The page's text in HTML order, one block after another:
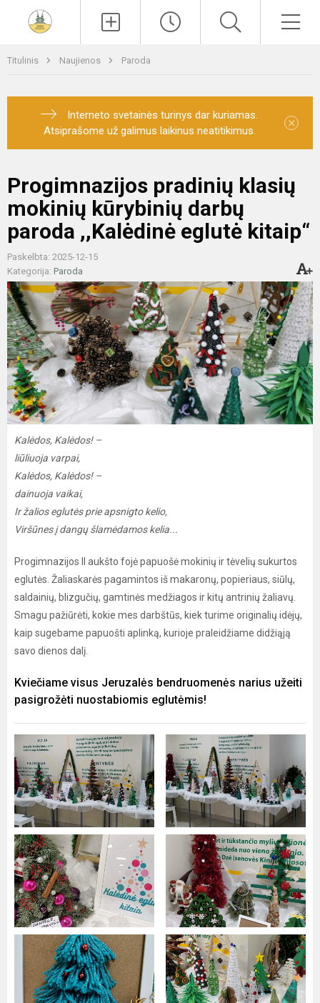
Titulinis Naujienos Paroda
Interneto svetainės turinys dar kuriamas.
Atsiprašome už galimus laikinus neatitikimus.
×
Progimnazijos pradinių klasių
mokinių kūrybinių darbų
paroda ,,Kalėdinė eglutė kitaip“
Paskelbta: 2025-12-15
Kategorija: Paroda
Kalėdos, Kalėdos! –
liūliuoja varpai,
Kalėdos, Kalėdos! –
dainuoja vaikai,
Ir žalios eglutės prie apsnigto kelio,
Viršūnes į dangų šlamėdamos kelia...
Progimnazijos II aukšto fojė papuošė mokinių ir tėvelių sukurtos
eglutės. Žaliaskarės pagamintos iš makaronų, popieriaus, siūlų,
saldainių, blizgučių, gamtinės medžiagos ir kitų antrinių žaliavų.
Smagu pažiūrėti, kokie mes darbštūs, kiek turime originalių idėjų,
kaip sugebame papuošti aplinką, kurioje praleidžiame didžiąją
savo dienos dalį.
Kviečiame visus Jeruzalės bendruomenės narius užeiti
pasigrožėti nuostabiomis eglutėmis!